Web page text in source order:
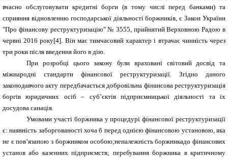
вчасно обслуговувати кредитні борги (в тому числі перед банками) та
сприяння відновленню господарської діяльності боржників, є Закон України
"Про фінансову реструктуризацію" № 3555, прийнятий Верховною Радою в
червні 2016 року[4] . Він має тимчасовий характер і втрачає чинність через
три роки після введення його в дію.
При розробці цього закону були враховані світовий досвід та
міжнародні стандарти фінансової реструктуризації. Згідно даного
законодавчого акту передбачається добровільна фінансова реструктуризація
боргів юридичних осіб – суб’єктів підприємницької діяльності та їх
досудова санація.
Умовами участі боржника у процедурі фінансової реструктуризації
є: наявність заборгованості хоча б перед однією фінансовою установою, яка
не є пов’язаною з боржником особою;неналежність боржникадо фінансових
установ або казенних підприємств; перебування боржника в критичному